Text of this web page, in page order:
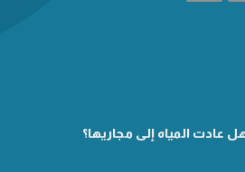
عادت المياه إلى مجاريها؟